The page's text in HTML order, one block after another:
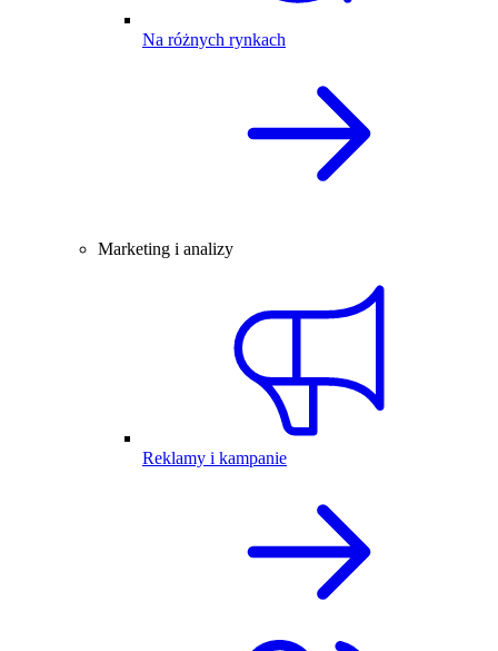
Na różnych rynkach
Marketing i analizy
Reklamy i kampanie